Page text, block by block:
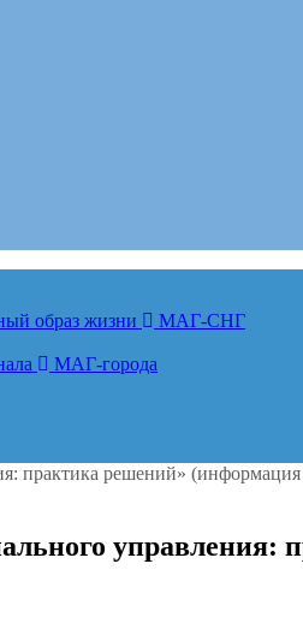
образ жизни
МАГ-СНГ
МАГ-города
практика решений» (информация
управления: